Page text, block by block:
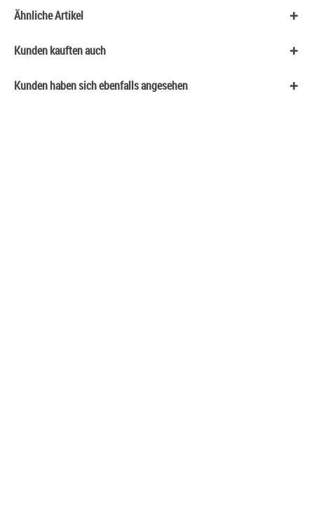
Ähnliche Artikel
Kunden kauften auch
Kunden haben sich ebenfalls angesehen